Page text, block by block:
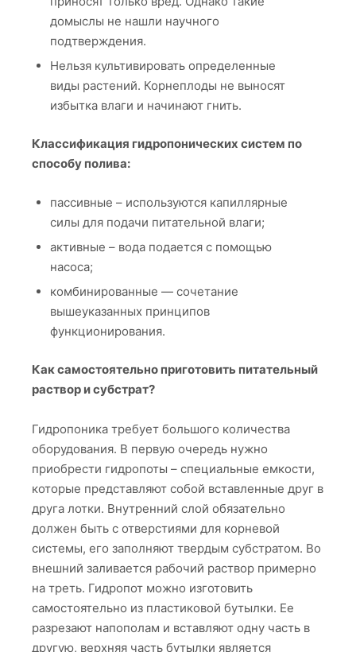
домыслы не нашли научного
подтверждения.
Нельзя культивировать определенные
виды растений. Корнеплоды не выносят
избытка влаги и начинают гнить.
Классификация гидропонических систем по
способу полива:
пассивные – используются капиллярные
силы для подачи питательной влаги;
активные – вода подается с помощью
насоса;
комбинированные — сочетание
вышеуказанных принципов
функционирования.
Как самостоятельно приготовить питательный
раствор и субстрат?
Гидропоника требует большого количества
оборудования. В первую очередь нужно
приобрести гидропоты – специальные емкости,
которые представляют собой вставленные друг в
друга лотки. Внутренний слой обязательно
должен быть с отверстиями для корневой
системы, его заполняют твердым субстратом. Во
внешний заливается рабочий раствор примерно
на треть. Гидропот можно изготовить
самостоятельно из пластиковой бутылки. Ее
разрезают напополам и вставляют одну часть в
другую, верхняя часть бутылки является